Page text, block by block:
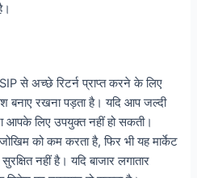
से अच्छे रिटर्न प्राप्त करने के लिए
बनाए रखना पड़ता है। यदि आप जल्दी
आपके लिए उपयुक्त नहीं हो सकती।
को कम करता है, फिर भी यह मार्केट
नहीं है। यदि बाजार लगातार